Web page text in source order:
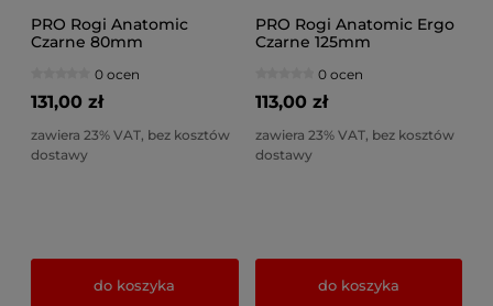
PRO Rogi Anatomic
Czarne 80mm
0 ocen
131,00 zł
zawiera 23% VAT, bez kosztów
dostawy
do koszyka
PRO Rogi Anatomic Ergo
Czarne 125mm
0 ocen
113,00 zł
zawiera 23% VAT, bez kosztów
dostawy
do koszyka